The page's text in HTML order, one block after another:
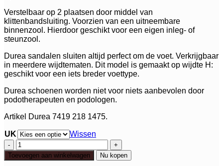
Verstelbaar op 2 plaatsen door middel van
klittenbandsluiting. Voorzien van een uitneembare
binnenzool. Hierdoor geschikt voor een eigen inleg- of
steunzool.
Durea sandalen sluiten altijd perfect om de voet. Verkrijgbaar
in meerdere wijdtematen. Dit model is gemaakt op wijdte H:
geschikt voor een iets breder voettype.
Durea schoenen worden niet voor niets aanbevolen door
podotherapeuten en podologen.
Artikel Durea 7419 218 1475.
UK
Wissen
Durea
Sandaal
aantal
Toevoegen aan winkelwagen Nu kopen